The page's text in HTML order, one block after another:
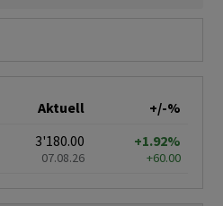
Aktuell
+/-%
3'180.00
07.08.26
+1.92%
+60.00